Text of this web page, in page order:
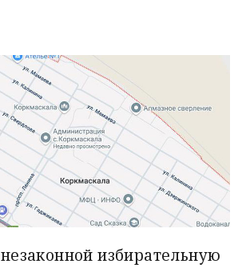
избирательную